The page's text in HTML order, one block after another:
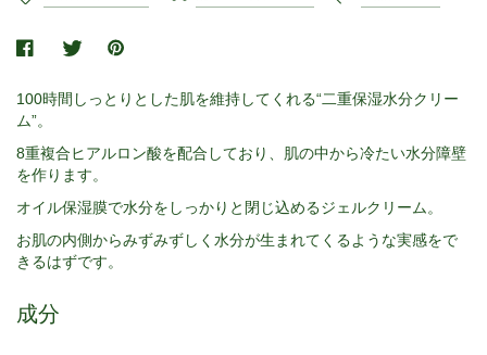
100時間しっとりとした肌を維持してくれる“二重保湿水分クリー
ム”。
8重複合ヒアルロン酸を配合しており、肌の中から冷たい水分障壁
を作ります。
オイル保湿膜で水分をしっかりと閉じ込めるジェルクリーム。
お肌の内側からみずみずしく水分が生まれてくるような実感をで
きるはずです。
成分